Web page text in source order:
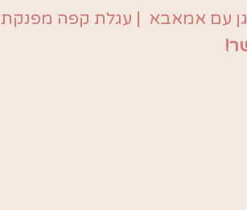
| עגלת קפה מפנקת